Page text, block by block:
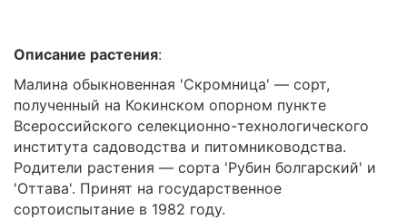
Описание растения:
Малина обыкновенная 'Скромница' — сорт,
полученный на Кокинском опорном пункте
Всероссийского селекционно-технологического
института садоводства и питомниководства.
Родители растения — сорта 'Рубин болгарский' и
'Оттава'. Принят на государственное
сортоиспытание в 1982 году.